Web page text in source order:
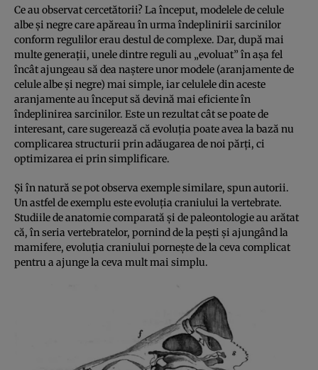
Ce au observat cercetătorii? La început, modelele de celule
albe şi negre care apăreau în urma îndeplinirii sarcinilor
conform regulilor erau destul de complexe. Dar, după mai
multe generaţii, unele dintre reguli au „evoluat” în aşa fel
încât ajungeau să dea naştere unor modele (aranjamente de
celule albe şi negre) mai simple, iar celulele din aceste
aranjamente au început să devină mai eficiente în
îndeplinirea sarcinilor. Este un rezultat cât se poate de
interesant, care sugerează că evoluţia poate avea la bază nu
complicarea structurii prin adăugarea de noi părţi, ci
optimizarea ei prin simplificare.
Şi în natură se pot observa exemple similare, spun autorii.
Un astfel de exemplu este evoluţia craniului la vertebrate.
Studiile de anatomie comparată şi de paleontologie au arătat
că, în seria vertebratelor, pornind de la peşti şi ajungând la
mamifere, evoluţia craniului porneşte de la ceva complicat
pentru a ajunge la ceva mult mai simplu.